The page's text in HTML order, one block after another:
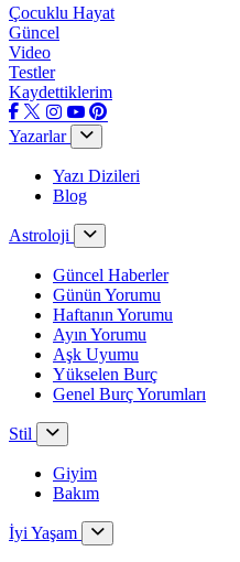
Çocuklu Hayat
Güncel
Video
Testler
Kaydettiklerim
Yazarlar
Yazı Dizileri
Blog
Astroloji
Güncel Haberler
Günün Yorumu
Haftanın Yorumu
Ayın Yorumu
Aşk Uyumu
Yükselen Burç
Genel Burç Yorumları
Stil
Giyim
Bakım
İyi Yaşam